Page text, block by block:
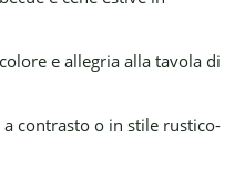
e allegria alla tavola di
a contrasto o in stile rustico-